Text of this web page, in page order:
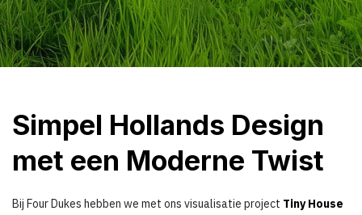
Simpel Hollands Design
met een Moderne Twist
Bij Four Dukes hebben we met ons visualisatie project Tiny House